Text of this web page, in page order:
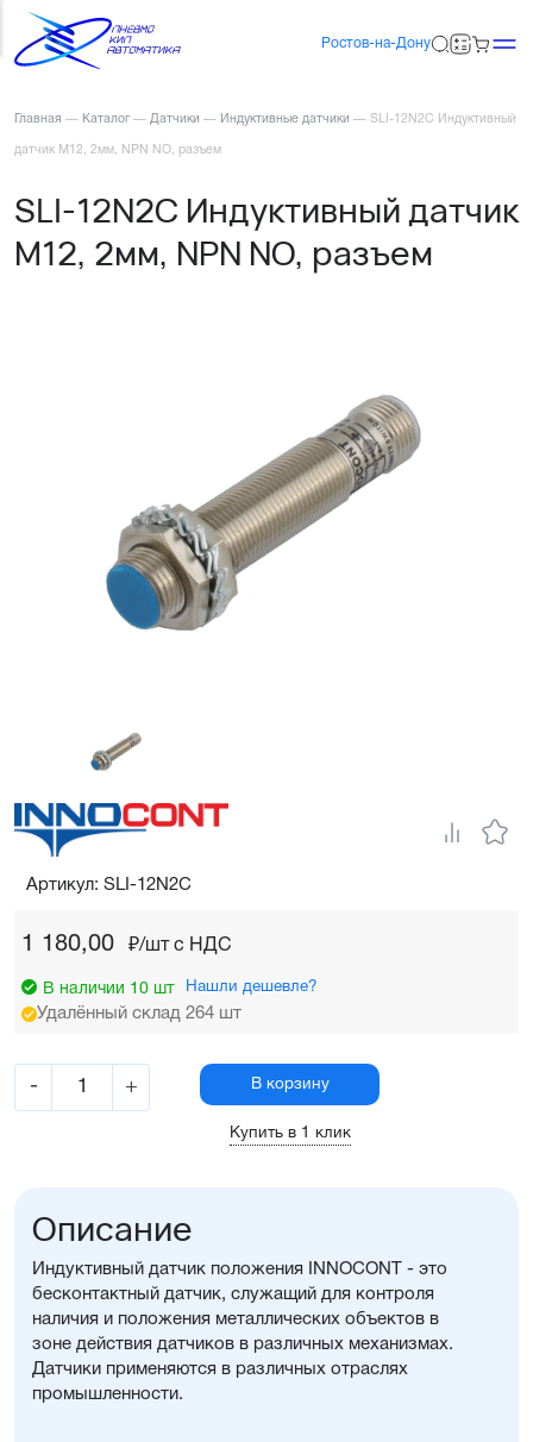
Ростов-на-Дону
Главная — Каталог — Датчики — Индуктивные датчики — SLI-12N2C Индуктивный
датчик М12, 2мм, NPN NO, разъем
SLI-12N2C Индуктивный датчик
М12, 2мм, NPN NO, разъем
1 180,00 ₽/шт c НДС
В наличии 10 шт Нашли дешевле?
Удалённый склад 264 шт
- + В корзину
Купить в 1 клик
Артикул: SLI-12N2C
Описание
Индуктивный датчик положения INNOCONT - это
бесконтактный датчик, служащий для контроля
наличия и положения металлических объектов в
зоне действия датчиков в различных механизмах.
Датчики применяются в различных отраслях
промышленности.